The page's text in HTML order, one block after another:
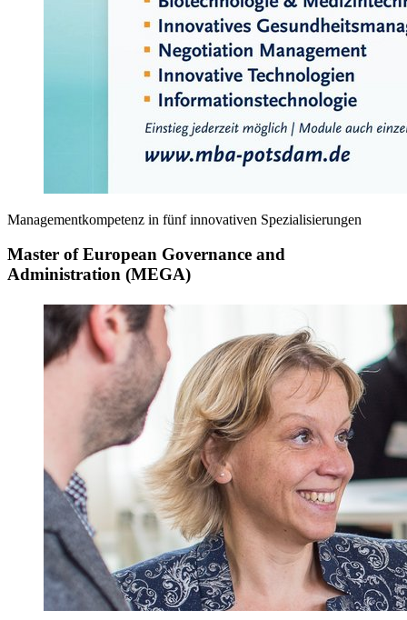
Managementkompetenz in fünf innovativen Spezialisierungen
Master of European Governance and
Administration (MEGA)